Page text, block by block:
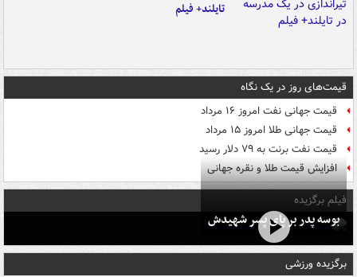
تایلند+ فیلم
قیمت‌های روز در یک نگاه
قیمت جهانی نفت امروز ۱۶ مرداد
قیمت جهانی طلا امروز ۱۵ مرداد
قیمت نفت برنت به ۷۹ دلار رسید
افزایش قیمت طلا و نقره جهانی
فیلم برگزیده
بوسه‌ پدر بر پای پسر شهیدش
برگزیده ورزشی